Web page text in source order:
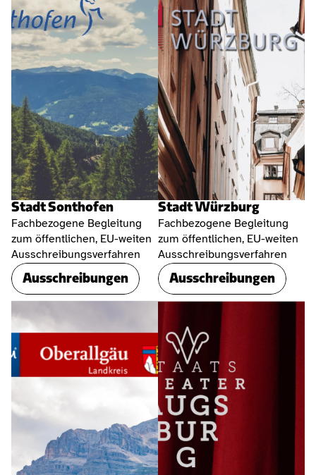
Stadt Sonthofen
Fachbezogene Begleitung
zum öffentlichen, EU-weiten
Ausschreibungsverfahren
Ausschreibungen
Stadt Würzburg
Fachbezogene Begleitung
zum öffentlichen, EU-weiten
Ausschreibungsverfahren
Ausschreibungen